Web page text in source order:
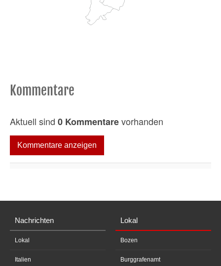
Kommentare
Aktuell sind 0 Kommentarevorhanden
Kommentare anzeigen
Nachrichten
Lokal
Italien
Lokal
Bozen
Burggrafenamt